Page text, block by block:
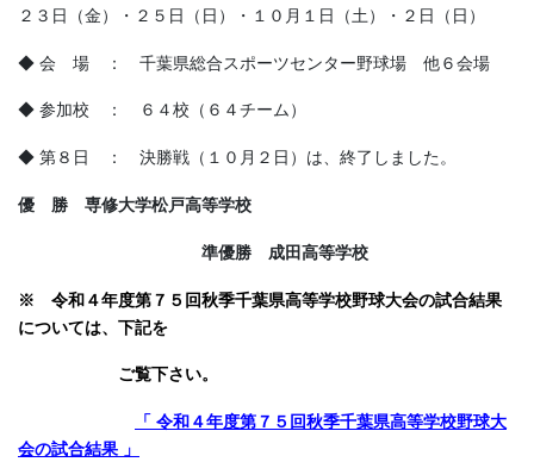
２３日（金）・２５日（日）・１０月１日（土）・２日（日）
◆ 会 場 ： 千葉県総合スポーツセンター野球場 他６会場
◆ 参加校 ： ６４校（６４チーム）
◆ 第８日 ： 決勝戦（１０月２日）は、終了しました。
優 勝 専修大学松戸高等学校
準優勝 成田高等学校
※ 令和４年度第７５回秋季千葉県高等学校野球大会の試合結果
については、 下記を
ご覧下さい。
「 令和４年度第７５回秋季千葉県高等学校野球大
会の試合結果 」